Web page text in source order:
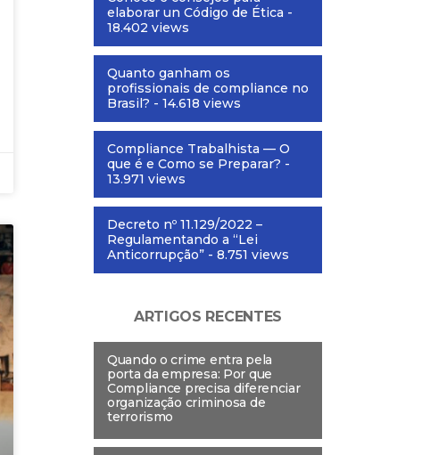
elaborar un Código de Ética -
18.402 views
Quanto ganham os
profissionais de compliance no
Brasil? - 14.618 views
Compliance Trabalhista — O
que é e Como se Preparar? -
13.971 views
Decreto nº 11.129/2022 –
Regulamentando a “Lei
Anticorrupção” - 8.751 views
ARTIGOS RECENTES
Quando o crime entra pela
porta da empresa: Por que
Compliance precisa diferenciar
organização criminosa de
terrorismo